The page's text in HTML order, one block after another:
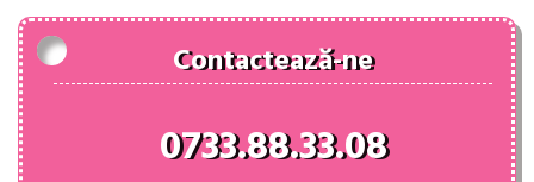
Contactează-ne
0733.88.33.08